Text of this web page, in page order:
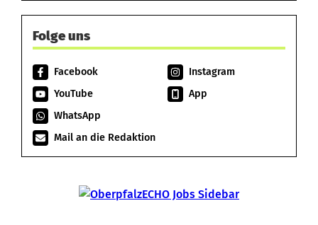
Folge uns
Facebook
Instagram
YouTube
App
WhatsApp
Mail an die Redaktion